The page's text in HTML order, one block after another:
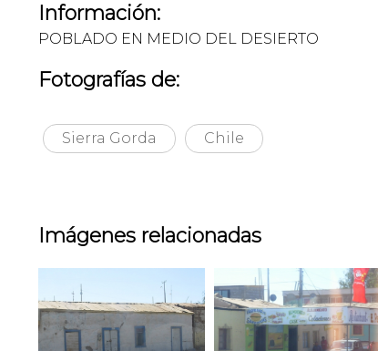
Información:
POBLADO EN MEDIO DEL DESIERTO
Fotografías de:
Sierra Gorda Chile
Imágenes relacionadas